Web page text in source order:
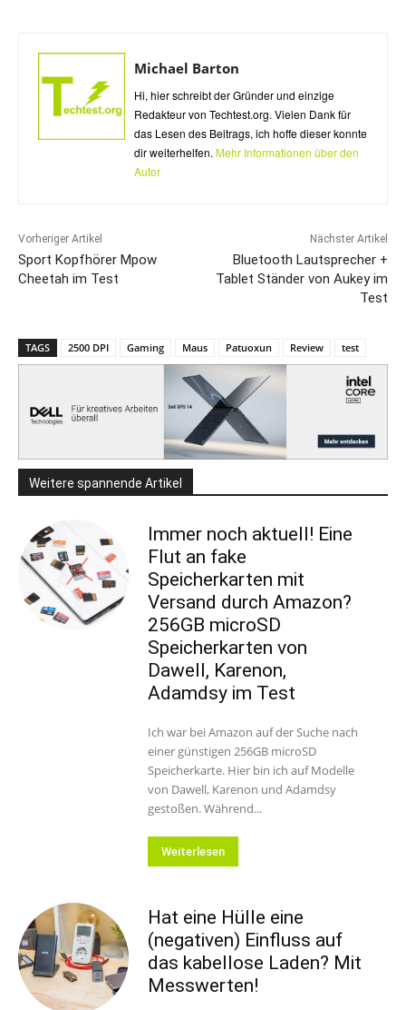
Michael Barton
Hi, hier schreibt der Gründer und einzige
Redakteur von Techtest.org. Vielen Dank für
das Lesen des Beitrags, ich hoffe dieser konnte
dir weiterhelfen. Mehr Informationen über den
Autor
Vorheriger Artikel
Sport Kopfhörer Mpow
Cheetah im Test
Nächster Artikel
Bluetooth Lautsprecher +
Tablet Ständer von Aukey im
Test
TAGS 2500 DPI Gaming Maus Patuoxun Review test
Weitere spannende Artikel
Immer noch aktuell! Eine
Flut an fake
Speicherkarten mit
Versand durch Amazon?
256GB microSD
Speicherkarten von
Dawell, Karenon,
Adamdsy im Test
Ich war bei Amazon auf der Suche nach
einer günstigen 256GB microSD
Speicherkarte. Hier bin ich auf Modelle
von Dawell, Karenon und Adamdsy
gestoßen. Während...
Weiterlesen
Hat eine Hülle eine
(negativen) Einfluss auf
das kabellose Laden? Mit
Messwerten!